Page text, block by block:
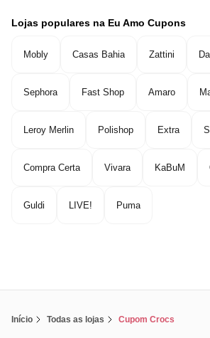
Lojas populares na Eu Amo Cupons
Mobly Casas Bahia Zattini
Sephora Fast Shop Amaro
Leroy Merlin Polishop Extra
Compra Certa Vivara KaBuM
Guldi LIVE! Puma
Início Todas as lojas Cupom Crocs